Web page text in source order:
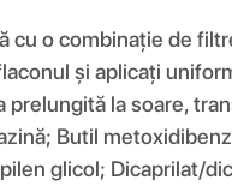
cu o combinație de
și aplicați
la soare,
Butil
glicol; Dicaprilat/